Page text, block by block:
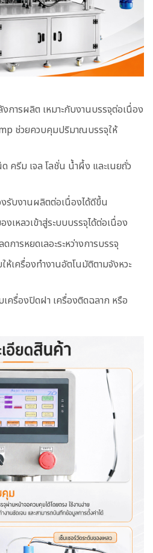
การผลิต เหมาะกับงานบรรจุต่อเนื่อง
ช่วยควบคุมปริมาณบรรจุให้
ครีม เจล โลชั่น น้ำผึ้ง และเนยถั่ว
บงานผลิตต่อเนื่องได้ดีขึ้น
เหลวเข้าสู่ระบบบรรจุได้ต่อเนื่อง
ารหยดเลอะระหว่างการบรรจุ
ห้เครื่องทำงานอัตโนมัติตามจังหวะ
ครื่องปิดฝา เครื่องติดฉลาก หรือ